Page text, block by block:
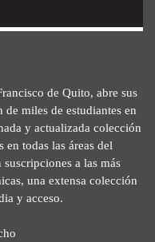
de Quito, abre sus
miles de estudiantes en
y actualizada colección
todas las áreas del
a las más
una extensa colección
y acceso.